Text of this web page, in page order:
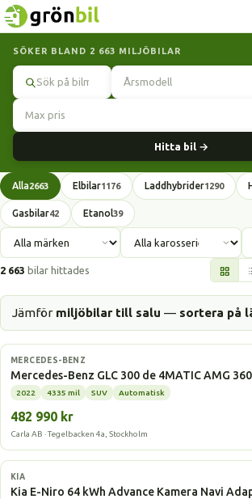
SÖKER BLAND 2 663 MILJÖBILAR
Hitta bil →
Alla2663 Elbilar1176 Laddhybrider1290
Gasbilar42 Etanol39
2 663 bilar hittades
Jämför miljöbilar till salu — sortera på
Laddhybrid
MERCEDES-BENZ
Mercedes-Benz GLC 300 de 4MATIC AMG
2022 4335 mil SUV Automatisk
482 990 kr
Carla AB · Tegelbacken 4a, Stockholm
Elbil
KIA
Kia E-Niro 64 kWh Advance Kamera Navi